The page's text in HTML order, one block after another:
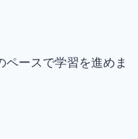
ースで学習を進めま